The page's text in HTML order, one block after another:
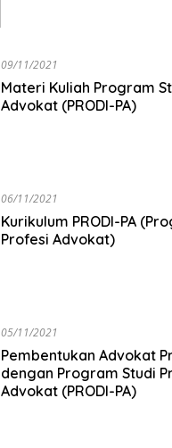
09/11/2021
Materi Kuliah Program
Advokat (PRODI-PA)
06/11/2021
Kurikulum PRODI-PA
Profesi Advokat)
05/11/2021
Pembentukan Advokat
dengan Program Studi
Advokat (PRODI-PA)